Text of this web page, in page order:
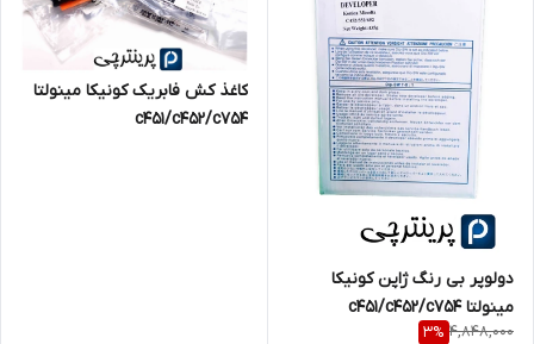
دولوپر بی رنگ ژاپن کونیکا
مینولتا c451/c452/c754
4,848,000
3%
کاغذ کش فابریک کونیکا مینولتا
c451/c452/c754